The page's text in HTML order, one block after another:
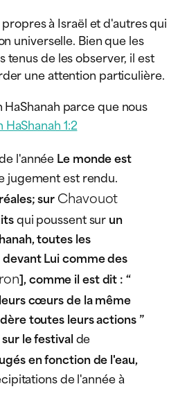
à Israël et d'autres qui
universelle. Bien que les
tenus de les observer, il est
une attention particulière.
HaShanah parce que nous
HaShanah 1:2
l'annéeLe monde est
jugement est rendu.
surChavouot
qui poussent surun
toutes les
Lui comme des
], comme il est dit : “
cœurs de la même
toutes leurs actions ”
le festivalde
en fonction de l'eau,
de l'année à